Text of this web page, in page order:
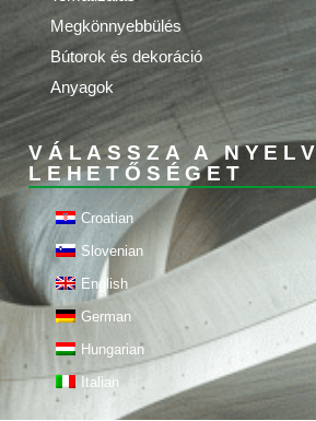
Megkönnyebbülés
Bútorok és dekoráció
Anyagok
VÁLASSZA A NYELV
LEHETŐSÉGET
Croatian
Slovenian
English
German
Hungarian
Italian